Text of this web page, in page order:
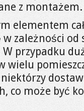
z montażem.
elementem
zależności
przypadku
wielu
co może być